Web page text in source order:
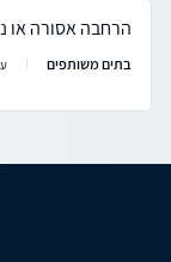
הרחבה אסורה או
בתים משותפים